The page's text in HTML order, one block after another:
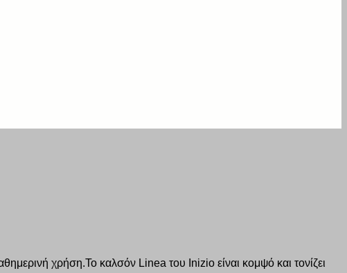
χρήση.Το καλσόν Linea του Ιnizio είναι κομψό και τονίζει